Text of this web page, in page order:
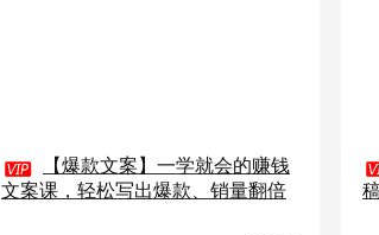

【爆款文案】一学就会的赚钱
文案课，轻松写出爆款、销量翻倍